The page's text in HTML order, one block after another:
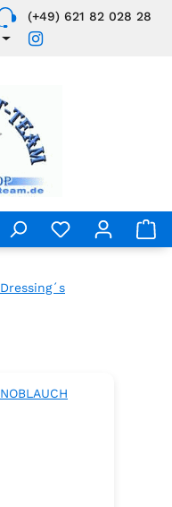
(+49) 621 82 028 28
Dressing´s